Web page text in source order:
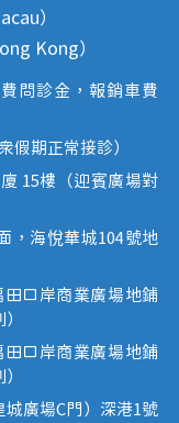
）
Kong）
問診金，報銷車費
假期正常接診）
15樓（迎賓廣場對
，海悅華城104號地
口岸商業廣場地鋪
口岸商業廣場地鋪
廣場C門）深港1號